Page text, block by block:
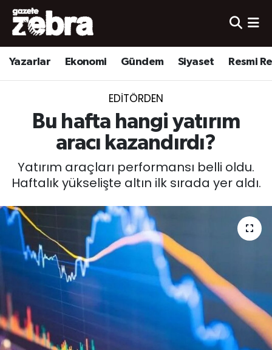
Yazarlar Ekonomi Gündem Siyaset Resmi
EDITÖRDEN
Bu hafta hangi yatırım
aracı kazandırdı?
Yatırım araçları performansı belli oldu.
Haftalık yükselişte altın ilk sırada yer aldı.
Yazarlar
Ekonomi
Yerel
Spor
Nöbetçi Eczaneler
Hava Durumu
Süper Lig Puan Durumu ve Fikstür
Tüm Manşetler
Haber Arşivi